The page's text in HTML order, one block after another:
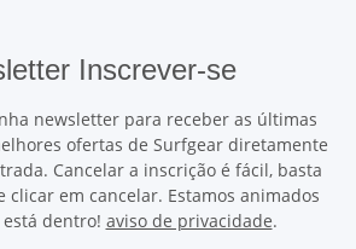
Inscrever-se
newsletter para receber as últimas
ofertas de Surfgear diretamente
Cancelar a inscrição é fácil, basta
clicar em cancelar. Estamos animados
dentro! aviso de privacidade.